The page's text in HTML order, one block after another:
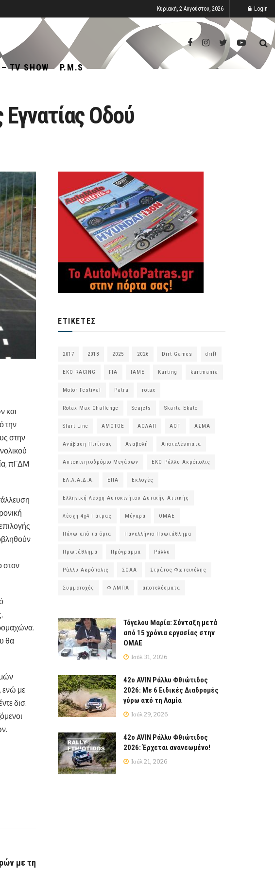
Κυριακή, 2 Αυγούστου, 2026 Login
TV SHOW P.M.S
Εγνατίας Οδού
και
την
στην
πΓΔΜ
στον
θα
ενώ με
δισ.
με τη
ΕΤΙΚΈΤΕΣ
2017 2018 2025 2026 Dirt Games drift
EKO RACING FIA IAME Karting kartmania
Motor Festival Patra rotax
Rotax Max Challenge Seajets Skarta Ekato
Start Line ΑΜΟΤΟΕ ΑΟΛΑΠ ΑΟΠ ΑΣΜΑ
Ανάβαση Πιτίτσας Αναβολή Αποτελέsmατα
Αυτοκινητοδρόμιο Μεγάρων ΕΚΟ Ράλλυ Ακρόπολις
ΕΛ.Λ.Α.Δ.Α. ΕΠΑ Εκλογές
Ελληνική Λέσχη Αυτοκινήτου Δυτικής Αττικής
Λέσχη 4χ4 Πάτρας Μέγαρα ΟΜΑΕ
Πάνω από τα όρια Πανελλήνιο Πρωτάθλημα
Πρωτάθλημα Πρόγραμμα Ράλλυ
Ράλλυ Ακρόπολις ΣΟΑΑ Στράτος Φωτεινέλης
Συμμετοχές ΦΙΛΜΠΑ αποτελέσματα
Τόγελου Μαρία: Σύνταξη μετά
από 15 χρόνια εργασίας στην
ΟΜΑΕ
Ιούλ 31, 2026
42ο AVIN Ράλλυ Φθιώτιδος
2026: Με 6 Ειδικές Διαδρομές
γύρω από τη Λαμία
Ιούλ 29, 2026
42ο AVIN Ράλλυ Φθιώτιδος
2026: Έρχεται ανανεωμένο!
Ιούλ 21, 2026